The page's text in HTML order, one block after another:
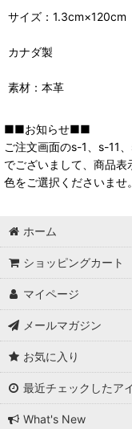
サイズ：1.3cm×120cm
カナダ製
素材：本革
■■お知らせ■■
ご注文画面のs-1、s-11
でございまして、商品表
色をご選択くださいませ。
ホーム
ショッピングカート
マイページ
メールマガジン
お気に入り
最近チェックしたア
What's New